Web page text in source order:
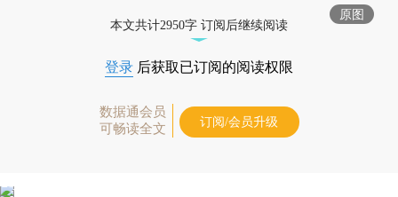
原图
本文共计2950字 订阅后继续阅读
登录 后获取已订阅的阅读权限
数据通会员
可畅读全文
订阅/会员升级